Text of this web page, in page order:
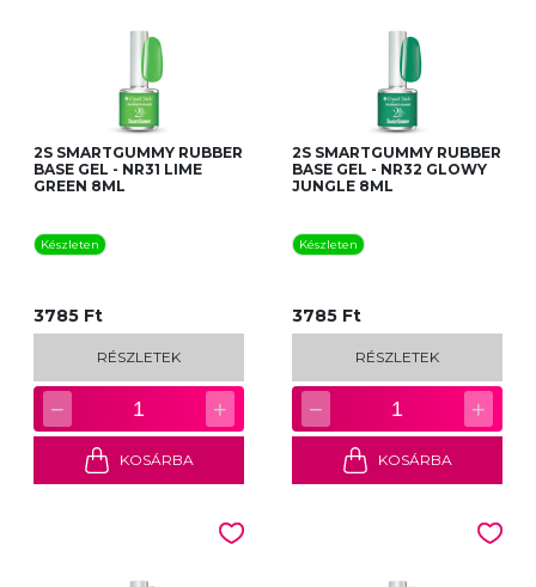
2S SMARTGUMMY RUBBER
BASE GEL - NR31 LIME
GREEN 8ML
Készleten
3785 Ft
RÉSZLETEK
− 1 +
KOSÁRBA
2S SMARTGUMMY RUBBER
BASE GEL - NR32 GLOWY
JUNGLE 8ML
Készleten
3785 Ft
RÉSZLETEK
− 1 +
KOSÁRBA